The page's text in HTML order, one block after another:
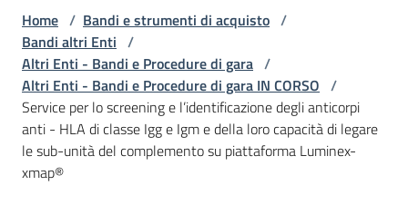
telematici
L'Agenzia
Bandi
Home / Bandi e strumenti di acquisto /
Bandi altri Enti /
Altri Enti - Bandi e Procedure di gara /
Altri Enti - Bandi e Procedure di gara IN CORSO /
Service per lo screening e l’identificazione degli anticorpi
anti - HLA di classe Igg e Igm e della loro capacità di legare
le sub-unità del complemento su piattaforma Luminex-
xmap®